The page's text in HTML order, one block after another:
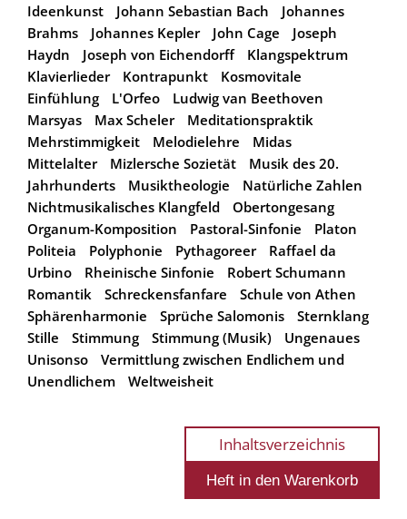
Ideenkunst
Johann Sebastian Bach
Johannes
Brahms
Johannes Kepler John Cage
Joseph
Haydn
Joseph von Eichendorff
Klangspektrum
Klavierlieder
Kontrapunkt
Kosmovitale
Einfühlung
L'Orfeo
Ludwig van Beethoven
Marsyas
Max Scheler
Meditationspraktik
Mehrstimmigkeit
Melodielehre
Midas
Mittelalter
Mizlersche Sozietät
Musik des 20.
Jahrhunderts
Musiktheologie
Natürliche Zahlen
Nichtmusikalisches Klangfeld
Obertongesang
Organum-Komposition
Pastoral-Sinfonie
Platon
Politeia
Polyphonie Pythagoreer
Raffael da
Urbino
Rheinische Sinfonie
Robert Schumann
Romantik
Schreckensfanfare
Schule von Athen
Sphärenharmonie
Sprüche Salomonis
Sternklang
Stille
Stimmung Stimmung (Musik)
Ungenaues
Unisonso
Vermittlung zwischen Endlichem und
Unendlichem
Weltweisheit
Inhaltsverzeichnis